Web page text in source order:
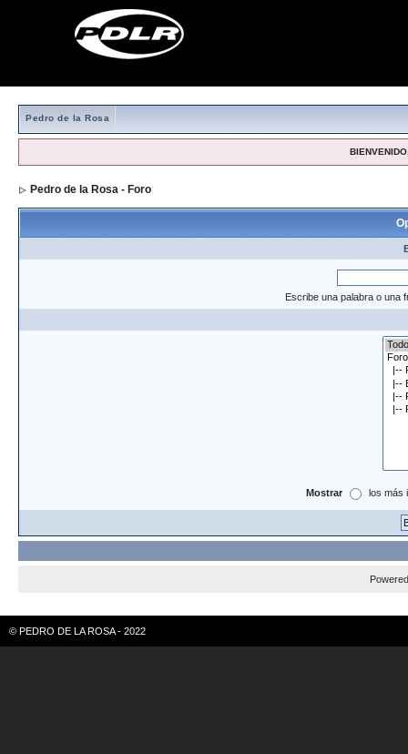
Pedro de la Rosa
Pedro de la Rosa - Foro
Escribe una palabra o una
Mostrar los más
© PEDRO DE LA ROSA - 2022